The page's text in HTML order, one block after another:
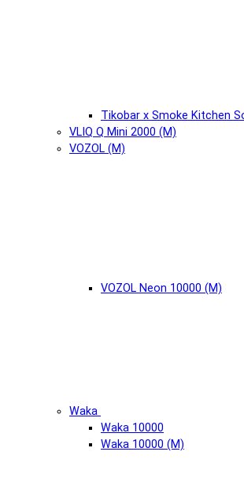
Tikobar x Smoke Kitchen
VLIQ Q Mini 2000 (М)
VOZOL (М)
VOZOL Neon 10000 (М)
Waka
Waka 10000
Waka 10000 (М)